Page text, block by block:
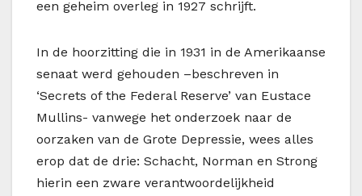
een geheim overleg in 1927 schrijft.
In de hoorzitting die in 1931 in de Amerikaanse
senaat werd gehouden –beschreven in
‘Secrets of the Federal Reserve’ van Eustace
Mullins- vanwege het onderzoek naar de
oorzaken van de Grote Depressie, wees alles
erop dat de drie: Schacht, Norman en Strong
hierin een zware verantwoordelijkheid